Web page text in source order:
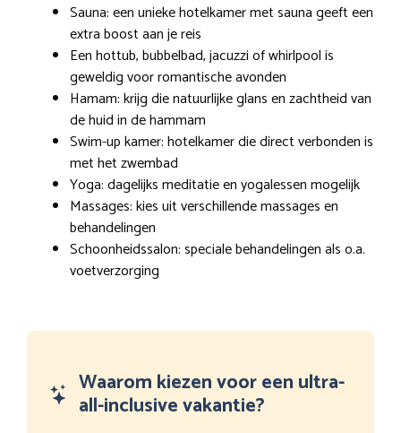
Sauna: een unieke hotelkamer met sauna geeft een
extra boost aan je reis
Een hottub, bubbelbad, jacuzzi of whirlpool is
geweldig voor romantische avonden
Hamam: krijg die natuurlijke glans en zachtheid van
de huid in de hammam
Swim-up kamer: hotelkamer die direct verbonden is
met het zwembad
Yoga: dagelijks meditatie en yogalessen mogelijk
Massages: kies uit verschillende massages en
behandelingen
Schoonheidssalon: speciale behandelingen als o.a.
voetverzorging
Waarom kiezen voor een ultra-
all-inclusive vakantie?